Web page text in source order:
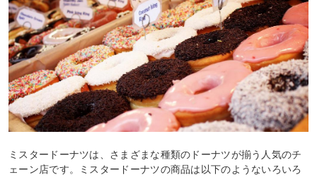
ミスタードーナツは、さまざまな種類のドーナツが揃う人気のチ
ェーン店です。ミスタードーナツの商品は以下のようないろいろ